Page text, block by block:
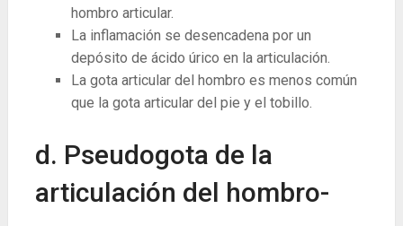
hombro articular.
La inflamación se desencadena por un
depósito de ácido úrico en la articulación.
La gota articular del hombro es menos común
que la gota articular del pie y el tobillo.
d. Pseudogota de la
articulación del hombro-